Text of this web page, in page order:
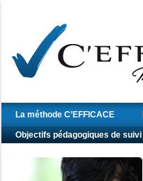
La méthode C’EFFICACE
Objectifs pédagogiques de suivi